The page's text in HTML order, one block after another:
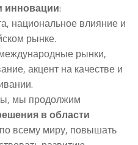
инновации:
национальное влияние и
рынке.
рынки,
акцент на качестве и
мы продолжим
в области
всему миру, повышать